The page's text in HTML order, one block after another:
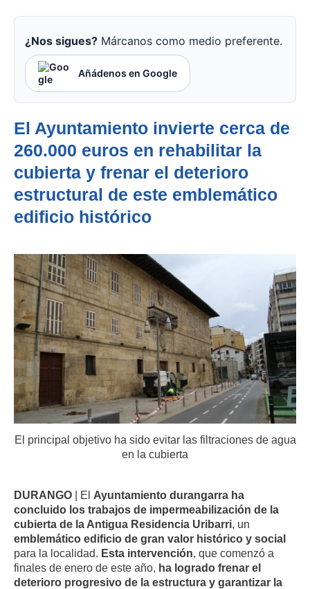
¿Nos sigues? Márcanos como medio preferente.
Añádenos en Google
El Ayuntamiento invierte cerca de
260.000 euros en rehabilitar la
cubierta y frenar el deterioro
estructural de este emblemático
edificio histórico
El principal objetivo ha sido evitar las filtraciones de agua
en la cubierta
DURANGO | El Ayuntamiento durangarra ha
concluido los trabajos de impermeabilización de la
cubierta de la Antigua Residencia Uribarri, un
emblemático edificio de gran valor histórico y social
para la localidad. Esta intervención, que comenzó a
finales de enero de este año, ha logrado frenar el
deterioro progresivo de la estructura y garantizar la